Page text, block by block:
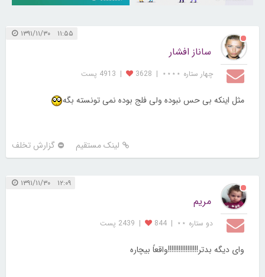
۱۱:۵۵ ۱۳۹۱/۱۱/۳۰
ساناز افشار
چهار ستاره ⋆⋆⋆⋆ |
3628
| 4913 پست
مثل اینکه بی حس نبوده ولی فلج بوده نمی تونسته بگه
لینک مستقیم گزارش تخلف
۱۲:۰۹ ۱۳۹۱/۱۱/۳۰
مریم
دو ستاره ⋆⋆ |
844
| 2439 پست
وای دیگه بدتر!!!!!!!!!!!!!!!!!واقعاً بیچاره